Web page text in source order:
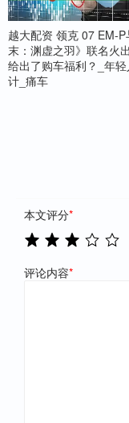
越大配资 领克 07 EM-P
末：渊虚之羽》联名火
给出了购车福利？_年
计_痛车
本文评分*
评论内容*